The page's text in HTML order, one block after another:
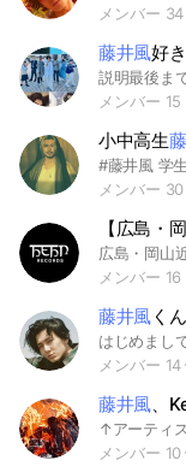
メンバー 34
藤井風好
メンバー 15
小中高生
メンバー 30
【広島・
メンバー 16
藤井風 く
メンバー 14
藤井風、
メンバー 10